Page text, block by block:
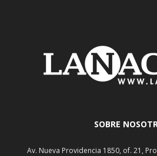
SOBRE
Av. Nueva Providencia 1850, of. 21,